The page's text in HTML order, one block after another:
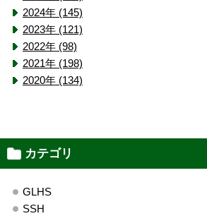
2024年 (145)
2023年 (121)
2022年 (98)
2021年 (198)
2020年 (134)
カテゴリ
GLHS
SSH